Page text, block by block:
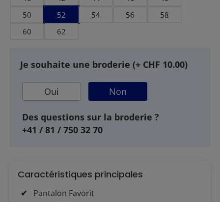
50
52 54 56
58
60
62
Je souhaite une broderie (+ CHF 10.00)
Oui Non
Des questions sur la broderie ?
+41 / 81 / 750 32 70
Caractéristiques principales
Pantalon Favorit